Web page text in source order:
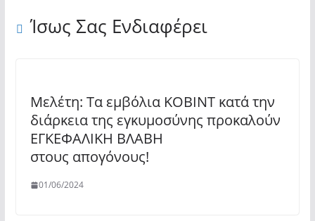
Ίσως Σας Ενδιαφέρει
Μελέτη: Τα εμβόλια ΚΟΒΙΝΤ κατά την
διάρκεια της εγκυμοσύνης προκαλούν
ΕΓΚΕΦΑΛΙΚΗ ΒΛΑΒΗ
στους απογόνους!
01/06/2024